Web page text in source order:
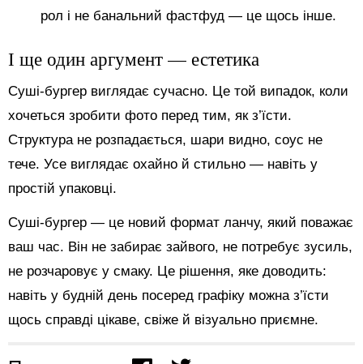
рол і не банальний фастфуд — це щось інше.
І ще один аргумент — естетика
Суші-бургер виглядає сучасно. Це той випадок, коли
хочеться зробити фото перед тим, як з’їсти.
Структура не розпадається, шари видно, соус не
тече. Усе виглядає охайно й стильно — навіть у
простій упаковці.
Суші-бургер — це новий формат ланчу, який поважає
ваш час. Він не забирає зайвого, не потребує зусиль,
не розчаровує у смаку. Це рішення, яке доводить:
навіть у будній день посеред графіку можна з’їсти
щось справді цікаве, свіже й візуально приємне.